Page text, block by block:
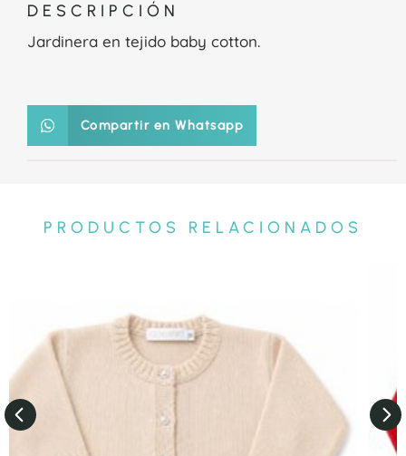
DESCRIPCIÓN
Jardinera en tejido baby cotton.
Compartir en Whatsapp
PRODUCTOS RELACIONADOS